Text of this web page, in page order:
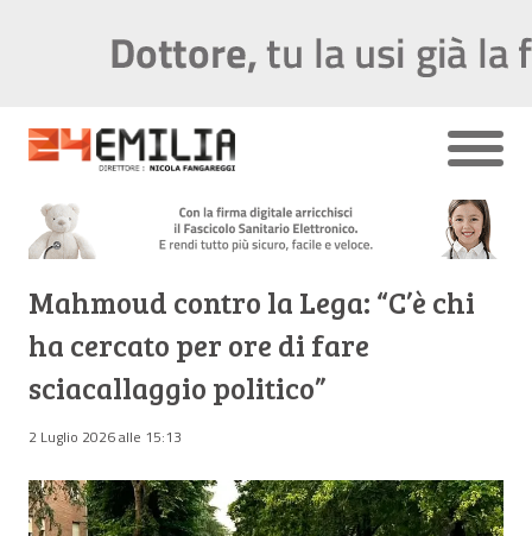
Mahmoud contro la Lega: “C’è chi
ha cercato per ore di fare
sciacallaggio politico”
2 Luglio 2026 alle 15:13